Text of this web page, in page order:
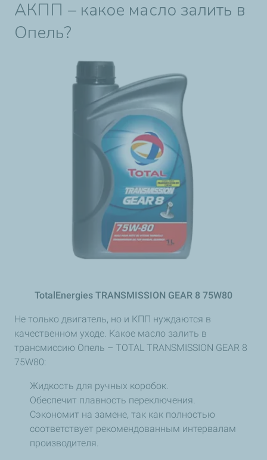
АКПП – какое масло залить в
Опель?
TotalEnergies TRANSMISSION GEAR 8 75W80
Не только двигатель, но и КПП нуждаются в
качественном уходе. Какое масло залить в
трансмиссию Опель – TOTAL TRANSMISSION GEAR 8
75W80:
Жидкость для ручных коробок.
Обеспечит плавность переключения.
Сэкономит на замене, так как полностью
соответствует рекомендованным интервалам
производителя.